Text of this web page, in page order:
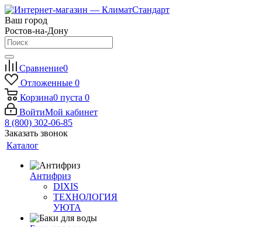
Ваш город
Ростов-на-Дону
Сравнение0
Отложенные 0
Корзина0 пуста 0
ВойтиМой кабинет
8 (800) 302-06-85
Заказать звонок
Каталог
Антифриз
DIXIS
ТЕХНОЛОГИЯ
УЮТА